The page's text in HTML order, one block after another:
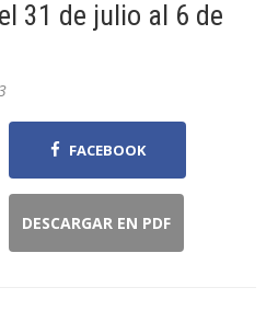
31 de julio al 6 de
FACEBOOK
DESCARGAR EN PDF